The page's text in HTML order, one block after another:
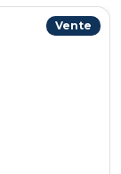
euros.
Vente